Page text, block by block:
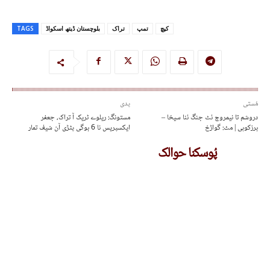
TAGS بلوچستان ڈیتھ اسکواڈ تراک تمپ کیچ
پدی
مستونگ: ریلوے ٹریک آ تراک، جعفر
ایکسپریس نا 6 بوگی پٹڑی آن شیف تمار
مُستی
دروشم تا نیمروچ ئٹ جنگ ئنا سیخا –
برزکوہی | مٹ: گواڑخ
پُوسکنا حوالک